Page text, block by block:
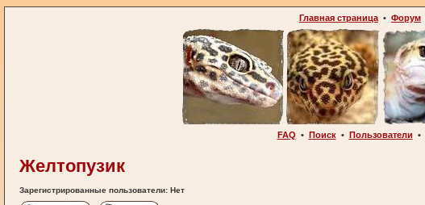
Главная страница • Форум
FAQ • Поиск• Пользователи •
Желтопузик
Зарегистрированные пользователи: Нет